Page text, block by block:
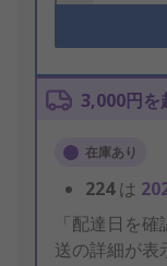
3,000円を
在庫あり
224は
「配達日を
送の詳細が表